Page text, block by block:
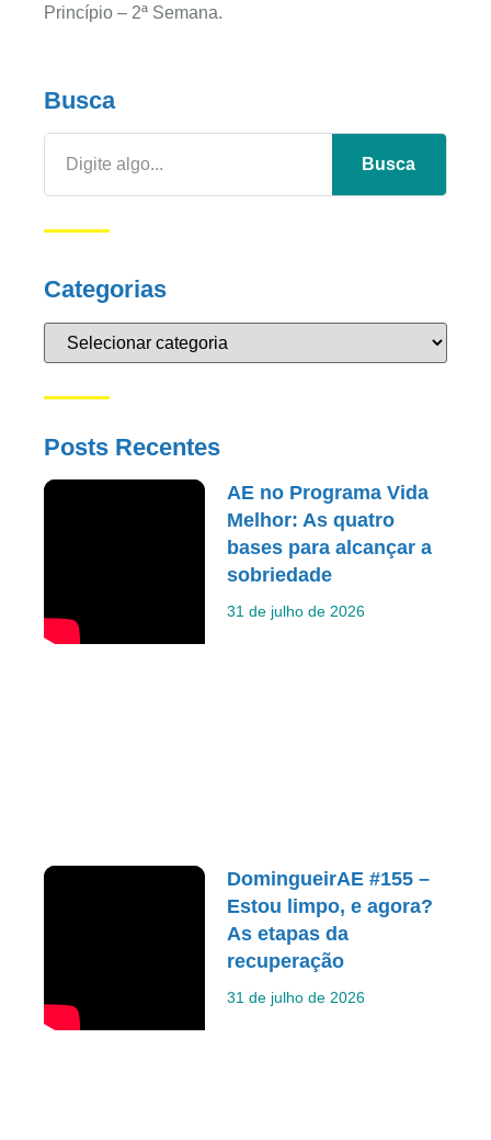
Princípio – 2ª Semana.
Busca
Busca
Categorias
Posts Recentes
AE no Programa Vida
Melhor: As quatro
bases para alcançar a
sobriedade
31 de julho de 2026
DomingueirAE #155 –
Estou limpo, e agora?
As etapas da
recuperação
31 de julho de 2026